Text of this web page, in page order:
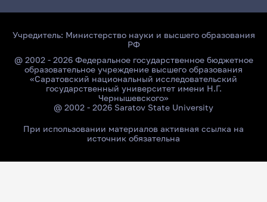
Учредитель: Министерство науки и высшего образования
РФ
@ 2002 - 2026 Федеральное государственное бюджетное
образовательное учреждение высшего образования
«Саратовский национальный исследовательский
государственный университет имени Н.Г.
Чернышевского»
@ 2002 - 2026 Saratov State University
При использовании материалов активная ссылка на
источник обязательна